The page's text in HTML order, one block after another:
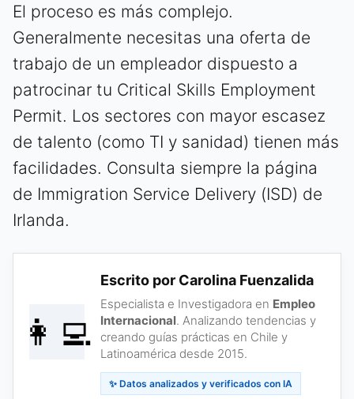
El proceso es más complejo.
Generalmente necesitas una oferta de
trabajo de un empleador dispuesto a
patrocinar tu Critical Skills Employment
Permit. Los sectores con mayor escasez
de talento (como TI y sanidad) tienen más
facilidades. Consulta siempre la página
de Immigration Service Delivery (ISD) de
Irlanda.
👩‍💻
Escrito por Carolina Fuenzalida
Especialista e Investigadora en Empleo
Internacional. Analizando tendencias y
creando guías prácticas en Chile y
Latinoamérica desde 2015.
✨ Datos analizados y verificados con IA